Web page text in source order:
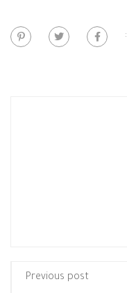
Previous post